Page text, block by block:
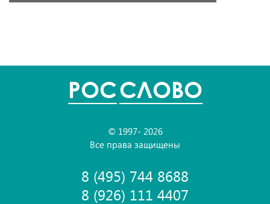
POCСЛОВО
© 1997- 2026
Все права защищены
8 (495) 744 8688
8 (926) 111 4407